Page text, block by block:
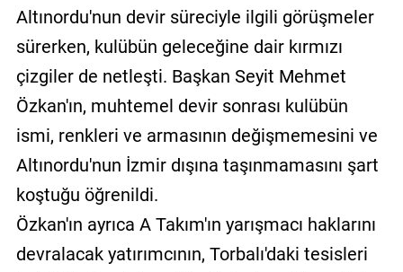
Altınordu'nun devir süreciyle ilgili görüşmeler
sürerken, kulübün geleceğine dair kırmızı
çizgiler de netleşti. Başkan Seyit Mehmet
Özkan'ın, muhtemel devir sonrası kulübün
ismi, renkleri ve armasının değişmemesini ve
Altınordu'nun İzmir dışına taşınmamasını şart
koştuğu öğrenildi.
Özkan'ın ayrıca A Takım'ın yarışmacı haklarını
devralacak yatırımcının, Torbalı'daki tesisleri